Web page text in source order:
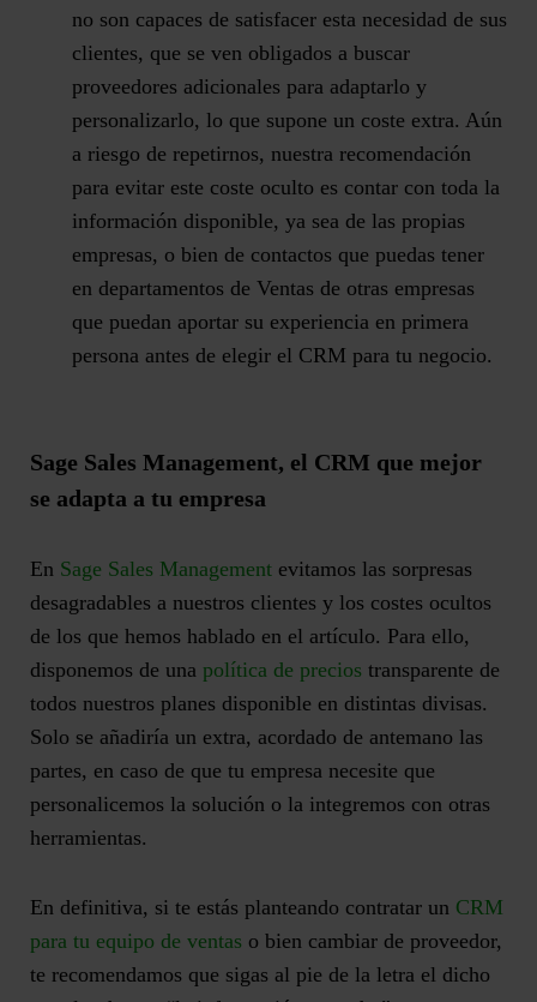
no son capaces de satisfacer esta necesidad de sus
clientes, que se ven obligados a buscar
proveedores adicionales para adaptarlo y
personalizarlo, lo que supone un coste extra. Aún
a riesgo de repetirnos, nuestra recomendación
para evitar este coste oculto es contar con toda la
información disponible, ya sea de las propias
empresas, o bien de contactos que puedas tener
en departamentos de Ventas de otras empresas
que puedan aportar su experiencia en primera
persona antes de elegir el CRM para tu negocio.
Sage Sales Management, el CRM que mejor
se adapta a tu empresa
En Sage Sales Management evitamos las sorpresas
desagradables a nuestros clientes y los costes ocultos
de los que hemos hablado en el artículo. Para ello,
disponemos de una política de precios transparente de
todos nuestros planes disponible en distintas divisas.
Solo se añadiría un extra, acordado de antemano las
partes, en caso de que tu empresa necesite que
personalicemos la solución o la integremos con otras
herramientas.
En definitiva, si te estás planteando contratar un CRM
para tu equipo de ventas o bien cambiar de proveedor,
te recomendamos que sigas al pie de la letra el dicho